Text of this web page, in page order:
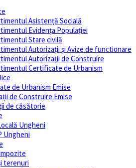
Asistență Socială
Evidența Populației
Stare civilă
Autorizații și Avize de functionare
Autorizații de Construire
Certificate de Urbanism
de Urbanism Emise
de Construire Emise
de căsătorie
Ungheni
Ungheni
terenuri